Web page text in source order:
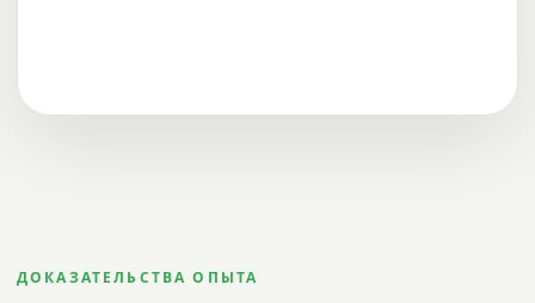
ДОКАЗАТЕЛЬСТВА ОПЫТА